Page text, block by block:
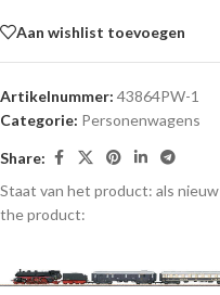
Aan wishlist toevoegen
Artikelnummer: 43864PW-1
Categorie: Personenwagens
Share:
Staat van het product: als nieuw
the product: